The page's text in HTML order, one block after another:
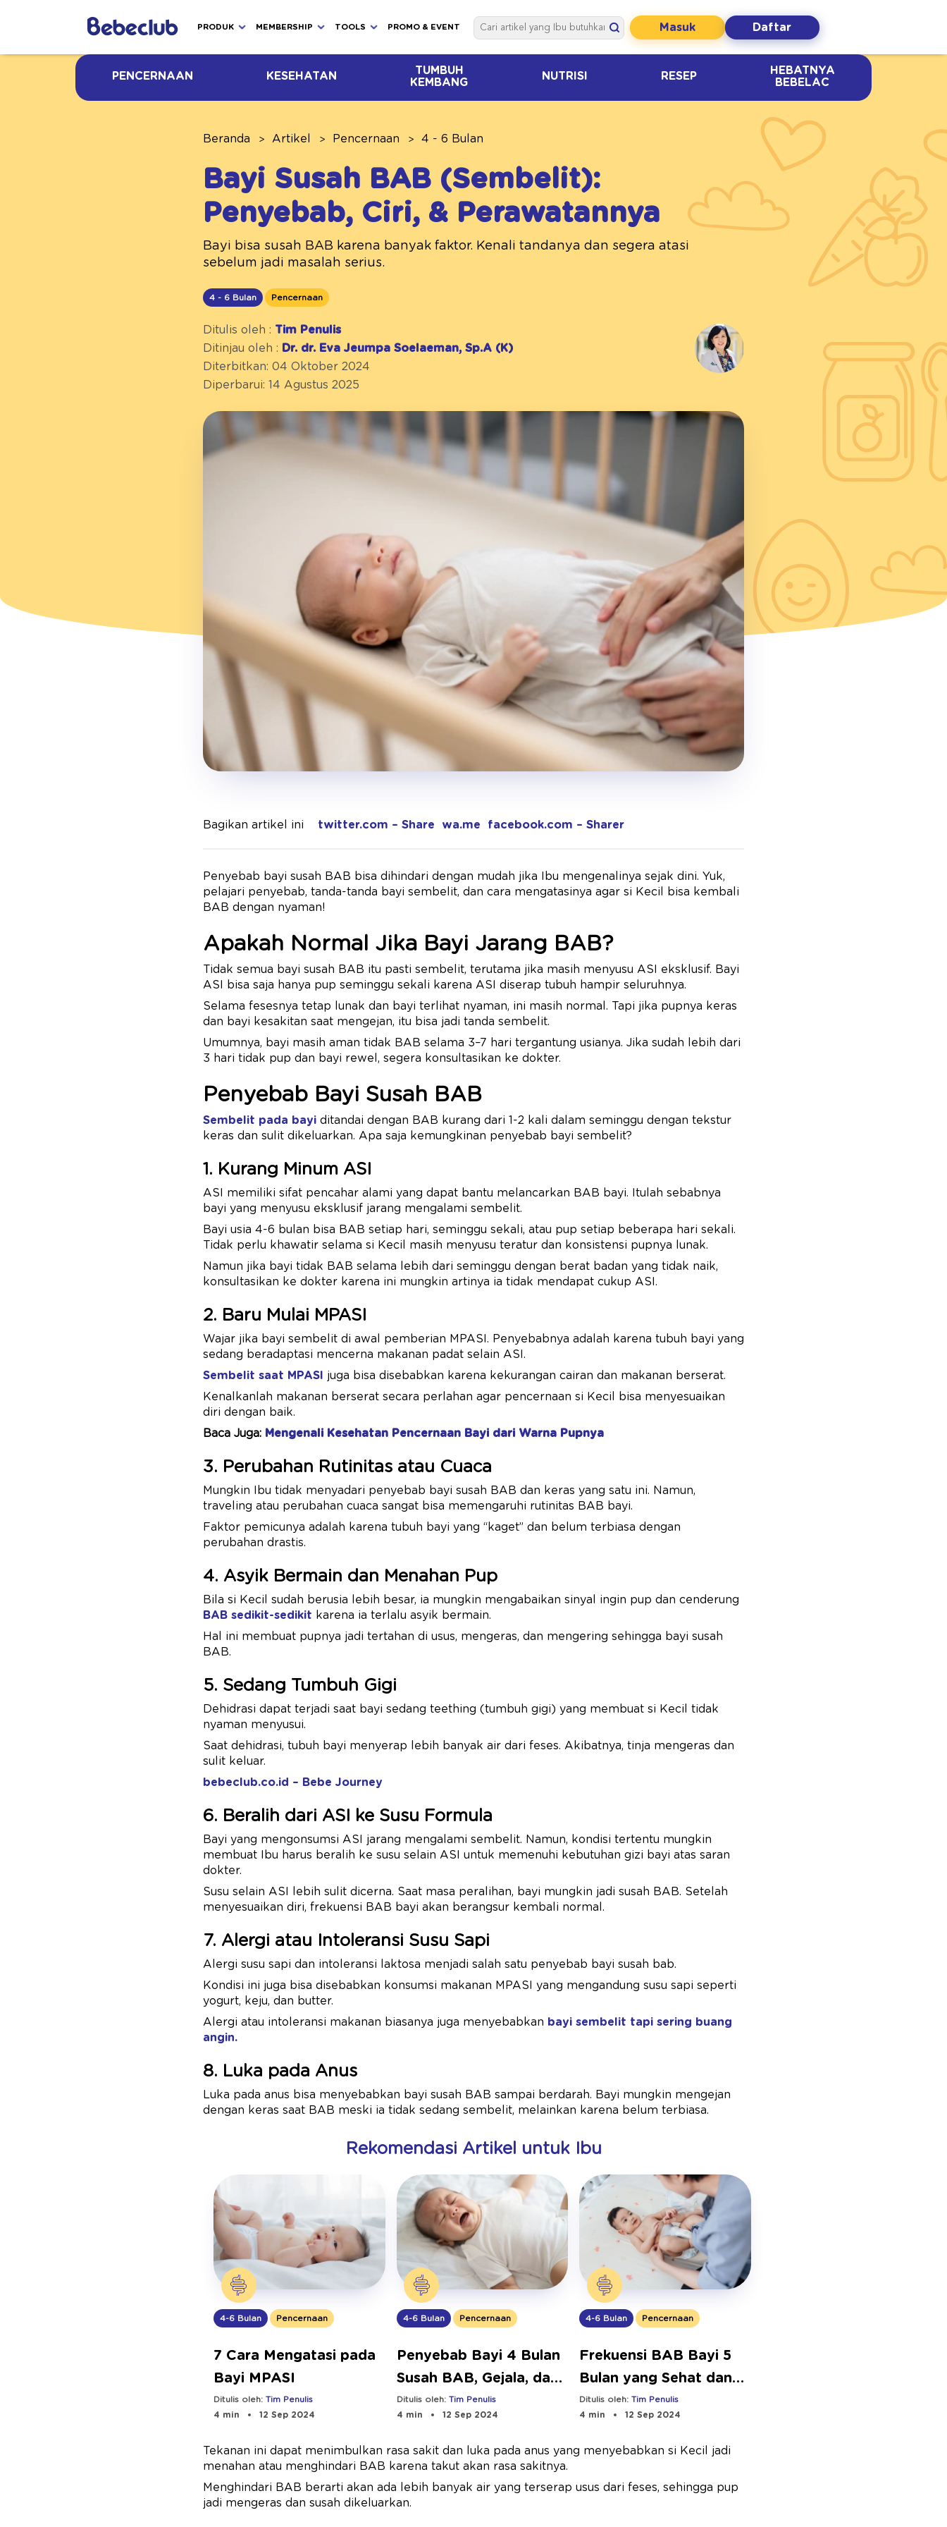
PRODUK MEMBERSHIP TOOLS PROMO & EVENT Masuk Daftar
PENCERNAAN KESEHATAN
TUMBUH
KEMBANG
NUTRISI RESEP
HEBATNYA
BEBELAC
Beranda Artikel Pencernaan 4 - 6 Bulan
Bayi Susah BAB (Sembelit):
Penyebab, Ciri, & Perawatannya
Bayi bisa susah BAB karena banyak faktor. Kenali tandanya dan segera atasi
sebelum jadi masalah serius.
4 - 6 Bulan Pencernaan
Ditulis oleh : Tim Penulis
Ditinjau oleh :
Dr. dr. Eva Jeumpa Soelaeman, Sp.A (K)
Diterbitkan: 04 Oktober 2024
Diperbarui: 14 Agustus 2025
Bagikan artikel ini twitter.com – Share wa.me facebook.com – Sharer
Penyebab bayi susah BAB bisa dihindari dengan mudah jika Ibu mengenalinya sejak dini. Yuk,
pelajari penyebab, tanda-tanda bayi sembelit, dan cara mengatasinya agar si Kecil bisa kembali
BAB dengan nyaman!
Apakah Normal Jika Bayi Jarang BAB?
Tidak semua bayi susah BAB itu pasti sembelit, terutama jika masih menyusu ASI eksklusif. Bayi
ASI bisa saja hanya pup seminggu sekali karena ASI diserap tubuh hampir seluruhnya.
Selama fesesnya tetap lunak dan bayi terlihat nyaman, ini masih normal. Tapi jika pupnya keras
dan bayi kesakitan saat mengejan, itu bisa jadi tanda sembelit.
Umumnya, bayi masih aman tidak BAB selama 3–7 hari tergantung usianya. Jika sudah lebih dari
3 hari tidak pup dan bayi rewel, segera konsultasikan ke dokter.
Penyebab Bayi Susah BAB
Sembelit pada bayi ditandai dengan BAB kurang dari 1-2 kali dalam seminggu dengan tekstur
keras dan sulit dikeluarkan. Apa saja kemungkinan penyebab bayi sembelit?
1. Kurang Minum ASI
ASI memiliki sifat pencahar alami yang dapat bantu melancarkan BAB bayi. Itulah sebabnya
bayi yang menyusu eksklusif jarang mengalami sembelit.
Bayi usia 4-6 bulan bisa BAB setiap hari, seminggu sekali, atau pup setiap beberapa hari sekali.
Tidak perlu khawatir selama si Kecil masih menyusu teratur dan konsistensi pupnya lunak.
Namun jika bayi tidak BAB selama lebih dari seminggu dengan berat badan yang tidak naik,
konsultasikan ke dokter karena ini mungkin artinya ia tidak mendapat cukup ASI.
2. Baru Mulai MPASI
Wajar jika bayi sembelit di awal pemberian MPASI. Penyebabnya adalah karena tubuh bayi yang
sedang beradaptasi mencerna makanan padat selain ASI.
Sembelit saat MPASI juga bisa disebabkan karena kekurangan cairan dan makanan berserat.
Kenalkanlah makanan berserat secara perlahan agar pencernaan si Kecil bisa menyesuaikan
diri dengan baik.
Baca Juga: Mengenali Kesehatan Pencernaan Bayi dari Warna Pupnya
3. Perubahan Rutinitas atau Cuaca
Mungkin Ibu tidak menyadari penyebab bayi susah BAB dan keras yang satu ini. Namun,
traveling atau perubahan cuaca sangat bisa memengaruhi rutinitas BAB bayi.
Faktor pemicunya adalah karena tubuh bayi yang “kaget” dan belum terbiasa dengan
perubahan drastis.
4. Asyik Bermain dan Menahan Pup
Bila si Kecil sudah berusia lebih besar, ia mungkin mengabaikan sinyal ingin pup dan cenderung
BAB sedikit-sedikit karena ia terlalu asyik bermain.
Hal ini membuat pupnya jadi tertahan di usus, mengeras, dan mengering sehingga bayi susah
BAB.
5. Sedang Tumbuh Gigi
Dehidrasi dapat terjadi saat bayi sedang teething (tumbuh gigi) yang membuat si Kecil tidak
nyaman menyusui.
Saat dehidrasi, tubuh bayi menyerap lebih banyak air dari feses. Akibatnya, tinja mengeras dan
sulit keluar.
bebeclub.co.id – Bebe Journey
6. Beralih dari ASI ke Susu Formula
Bayi yang mengonsumsi ASI jarang mengalami sembelit. Namun, kondisi tertentu mungkin
membuat Ibu harus beralih ke susu selain ASI untuk memenuhi kebutuhan gizi bayi atas saran
dokter.
Susu selain ASI lebih sulit dicerna. Saat masa peralihan, bayi mungkin jadi susah BAB. Setelah
menyesuaikan diri, frekuensi BAB bayi akan berangsur kembali normal.
7. Alergi atau Intoleransi Susu Sapi
Alergi susu sapi dan intoleransi laktosa menjadi salah satu penyebab bayi susah bab.
Kondisi ini juga bisa disebabkan konsumsi makanan MPASI yang mengandung susu sapi seperti
yogurt, keju, dan butter.
Alergi atau intoleransi makanan biasanya juga menyebabkan bayi sembelit tapi sering buang
angin.
8. Luka pada Anus
Luka pada anus bisa menyebabkan bayi susah BAB sampai berdarah. Bayi mungkin mengejan
dengan keras saat BAB meski ia tidak sedang sembelit, melainkan karena belum terbiasa.
Rekomendasi Artikel untuk Ibu
4-6 Bulan Pencernaan
7 Cara Mengatasi pada
Bayi MPASI
Ditulis oleh: Tim Penulis
4 min
12 Sep 2024
4-6 Bulan Pencernaan
Penyebab Bayi 4 Bulan
Susah BAB, Gejala, dan
Solusinya
Ditulis oleh: Tim Penulis
4 min
12 Sep 2024
4-6 Bulan Pencernaan
Frekuensi BAB Bayi 5
Bulan yang Sehat dan
Tips agar Teratur
Ditulis oleh:Tim Penulis
4 min
12 Sep 2024
Tekanan ini dapat menimbulkan rasa sakit dan luka pada anus yang menyebabkan si Kecil jadi
menahan atau menghindari BAB karena takut akan rasa sakitnya.
Menghindari BAB berarti akan ada lebih banyak air yang terserap usus dari feses, sehingga pup
jadi mengeras dan susah dikeluarkan.